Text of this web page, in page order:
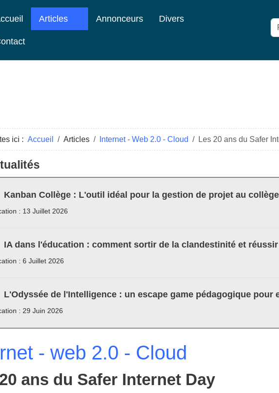
Articles Annonceurs Divers
ici : Accueil Articles Internet - Web 2.0 - Cloud Les 20 ans du Safer
Kanban Collège : L'outil idéal pour la gestion de projet au collège
: 13 Juillet 2026
IA dans l'éducation : comment sortir de la clandestinité et
: 6 Juillet 2026
L'Odyssée de l'Intelligence : un escape game pédagogique pour
: 29 Juin 2026
- web 2.0 - Cloud
ans du Safer Internet Day